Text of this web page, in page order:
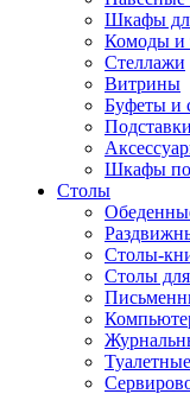
Шкафы
Комоды и
Стеллажи
Витрины
Буфеты и
Шкафы по
Столы
Столы-
Столы